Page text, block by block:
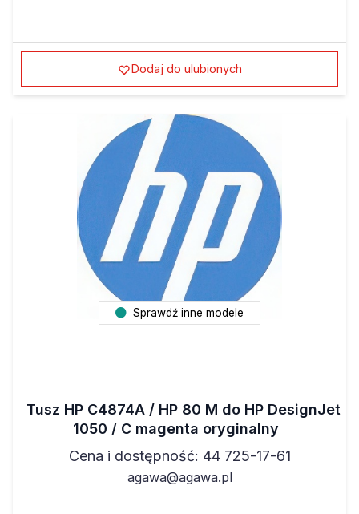
Dodaj do ulubionych
Sprawdź inne modele
Tusz HP C4874A / HP 80 M do HP DesignJet
1050 / C magenta oryginalny
Cena i dostępność: 44 725-17-61
agawa@agawa.pl